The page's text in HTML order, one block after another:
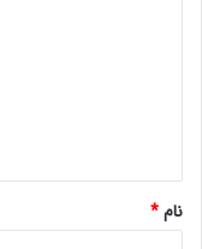
نام*